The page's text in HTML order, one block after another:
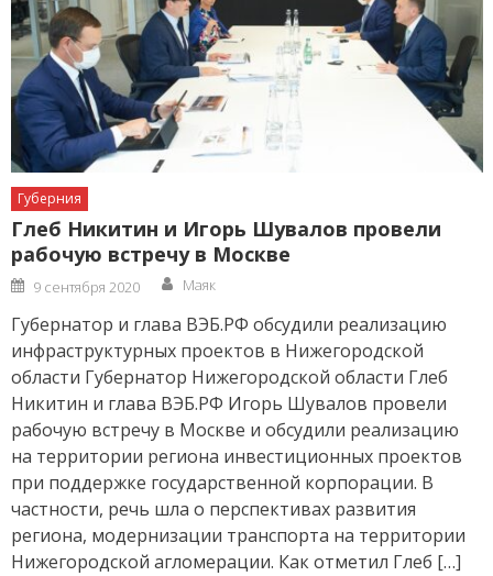
Губерния
Глеб Никитин и Игорь Шувалов провели
рабочую встречу в Москве
Posted
on
9 сентября 2020 Author
Маяк
Губернатор и глава ВЭБ.РФ обсудили реализацию
инфраструктурных проектов в Нижегородской
области Губернатор Нижегородской области Глеб
Никитин и глава ВЭБ.РФ Игорь Шувалов провели
рабочую встречу в Москве и обсудили реализацию
на территории региона инвестиционных проектов
при поддержке государственной корпорации. В
частности, речь шла о перспективах развития
региона, модернизации транспорта на территории
Нижегородской агломерации. Как отметил Глеб […]